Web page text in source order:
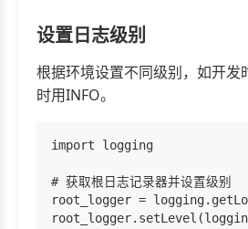
设置日志级别
根据环境设置不同级别，如开发
时用INFO。
import logging
# 获取根日志记录器并设置级别
root_logger =